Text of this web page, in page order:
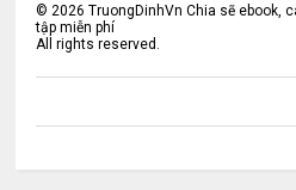
© 2026 TruongDinhVn Chia sẽ ebook,
tập miễn phí
All rights reserved.